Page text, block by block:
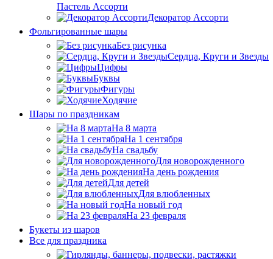
Пастель Ассорти
Декоратор Ассорти
Фольгированные шары
Без рисунка
Сердца, Круги и Звезды
Цифры
Буквы
Фигуры
Ходячие
Шары по праздникам
На 8 марта
На 1 сентября
На свадьбу
Для новорожденного
На день рождения
Для детей
Для влюбленных
На новый год
На 23 февраля
Букеты из шаров
Bсе для праздника